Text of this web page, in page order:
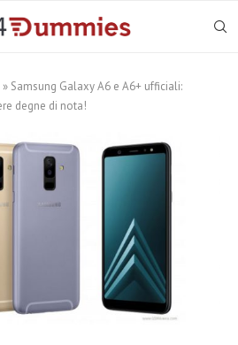
» Samsung Galaxy A6 e A6+ ufficiali:
degne di nota!